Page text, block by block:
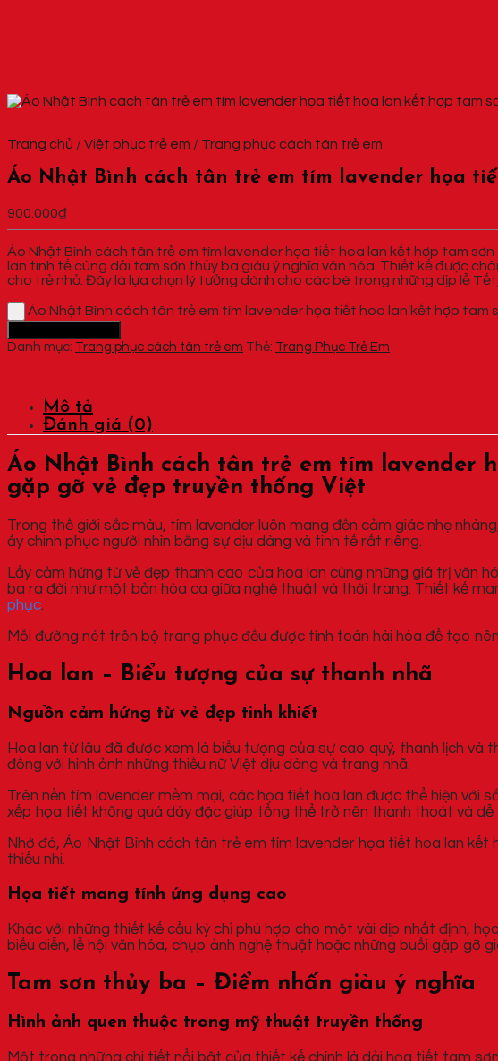
Trang chủ /Việt phục trẻ em / Trang phục cách tân trẻ em
Áo Nhật Bình cách tân trẻ em tím lavender họa
900.000₫
Áo Nhật Bình cách tân trẻ em tím lavender họa tiết hoa lan kết hợp tam
lan tinh tế cùng dải tam sơn thủy ba giàu ý nghĩa văn hóa. Thiết kế được
cho trẻ nhỏ. Đây là lựa chọn lý tưởng dành cho các bé trong những dịp lễ
Áo Nhật Bình cách tân trẻ em tím lavender họa tiết hoa lan kết hợp tam
Danh mục: Trang phục cách tân trẻ em Thẻ: Trang Phục Trẻ Em
Mô tả
Đánh giá (0)
Áo Nhật Bình cách tân trẻ em tím lavender
gặp gỡ vẻ đẹp truyền thống Việt
Trong thế giới sắc màu, tím lavender luôn mang đến cảm giác nhẹ
ấy chinh phục người nhìn bằng sự dịu dàng và tinh tế rất riêng.
Lấy cảm hứng từ vẻ đẹp thanh cao của hoa lan cùng những giá trị
ba ra đời như một bản hòa ca giữa nghệ thuật và thời trang. Thiết kế
phục.
Mỗi đường nét trên bộ trang phục đều được tính toán hài hòa để tạo
Hoa lan – Biểu tượng của sự thanh nhã
Nguồn cảm hứng từ vẻ đẹp tinh khiết
Hoa lan từ lâu đã được xem là biểu tượng của sự cao quý, thanh lịch và
đồng với hình ảnh những thiếu nữ Việt dịu dàng và trang nhã.
Trên nền tím lavender mềm mại, các họa tiết hoa lan được thể hiện với
xếp họa tiết không quá dày đặc giúp tổng thể trở nên thanh thoát và dễ
Nhờ đó, Áo Nhật Bình cách tân trẻ em tím lavender họa tiết hoa lan
thiếu nhi.
Họa tiết mang tính ứng dụng cao
Khác với những thiết kế cầu kỳ chỉ phù hợp cho một vài dịp nhất định,
biểu diễn, lễ hội văn hóa, chụp ảnh nghệ thuật hoặc những buổi gặp gỡ
Tam sơn thủy ba – Điểm nhấn giàu ý nghĩa
Hình ảnh quen thuộc trong mỹ thuật truyền thống
Một trong những chi tiết nổi bật của thiết kế chính là dải họa tiết tam